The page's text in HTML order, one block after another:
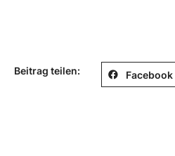
Beitrag teilen: Facebook